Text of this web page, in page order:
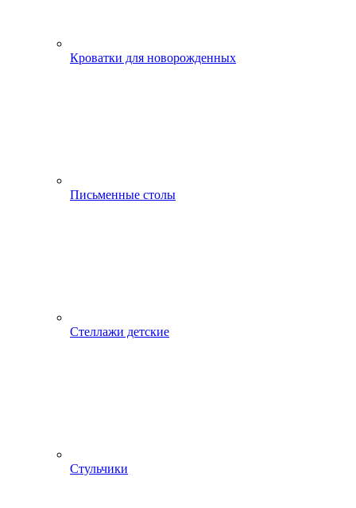
Кроватки для новорожденных
Письменные столы
Стеллажи детские
Стульчики